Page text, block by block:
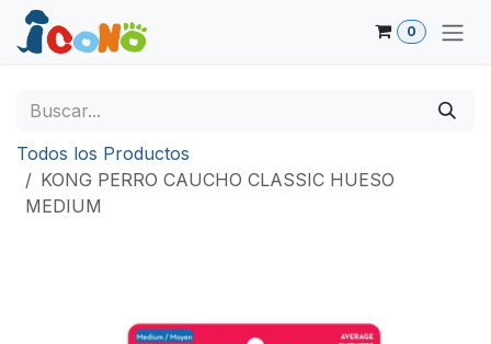
Ir al contenido
0
Todos los Productos
KONG PERRO CAUCHO CLASSIC HUESO
MEDIUM